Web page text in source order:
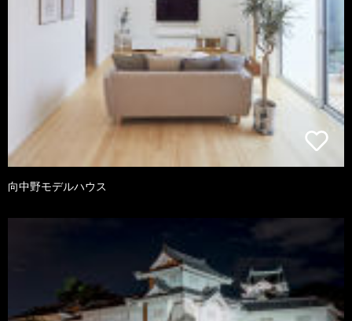
向中野モデルハウス